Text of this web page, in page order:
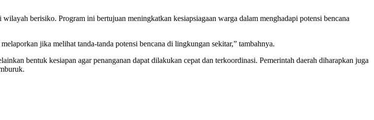
berisiko. Program ini bertujuan meningkatkan kesiapsiagaan warga dalam menghadapi potensi bencana
jika melihat tanda-tanda potensi bencana di lingkungan sekitar,” tambahnya.
bentuk kesiapan agar penanganan dapat dilakukan cepat dan terkoordinasi. Pemerintah daerah diharapkan juga